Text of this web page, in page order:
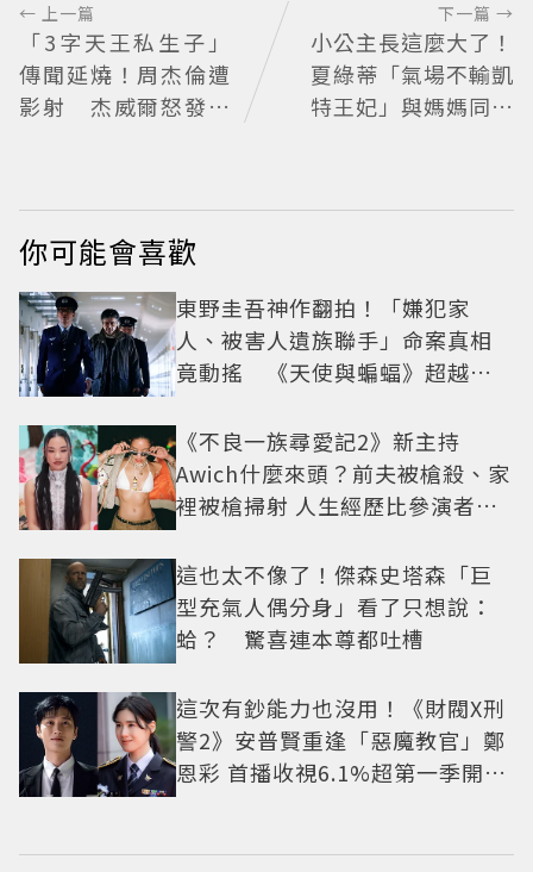
← 上一篇
「3字天王私生子」
傳聞延燒！周杰倫遭
影射 杰威爾怒發聲
下一篇 →
小公主長這麼大了！
夏綠蒂「氣場不輸凱
特王妃」與媽媽同框
你可能會喜歡
東野圭吾神作翻拍！「嫌犯家
人、被害人遺族聯手」命案真相
竟動搖 《天使與蝙蝠》超越懸
《不良一族尋愛記2》新主持
Awich什麼來頭？前夫被槍殺、家
裡被槍掃射 人生經歷比參演者還
這也太不像了！傑森史塔森「巨
型充氣人偶分身」看了只想說：
蛤？ 驚喜連本尊都吐槽
這次有鈔能力也沒用！《財閥X刑
警2》安普賢重逢「惡魔教官」鄭
恩彩 首播收視6.1%超第一季開紅